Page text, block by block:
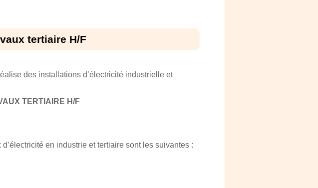
tertiaire H/F
des installations d’électricité industrielle et
TERTIAIRE H/F
en industrie et tertiaire sont les suivantes :